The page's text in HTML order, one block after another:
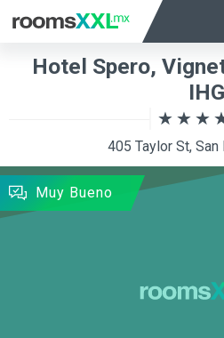
Ocupación
BUSCAR
Hotel Spero,
IHG
405 Taylor St, San
Muy Bueno